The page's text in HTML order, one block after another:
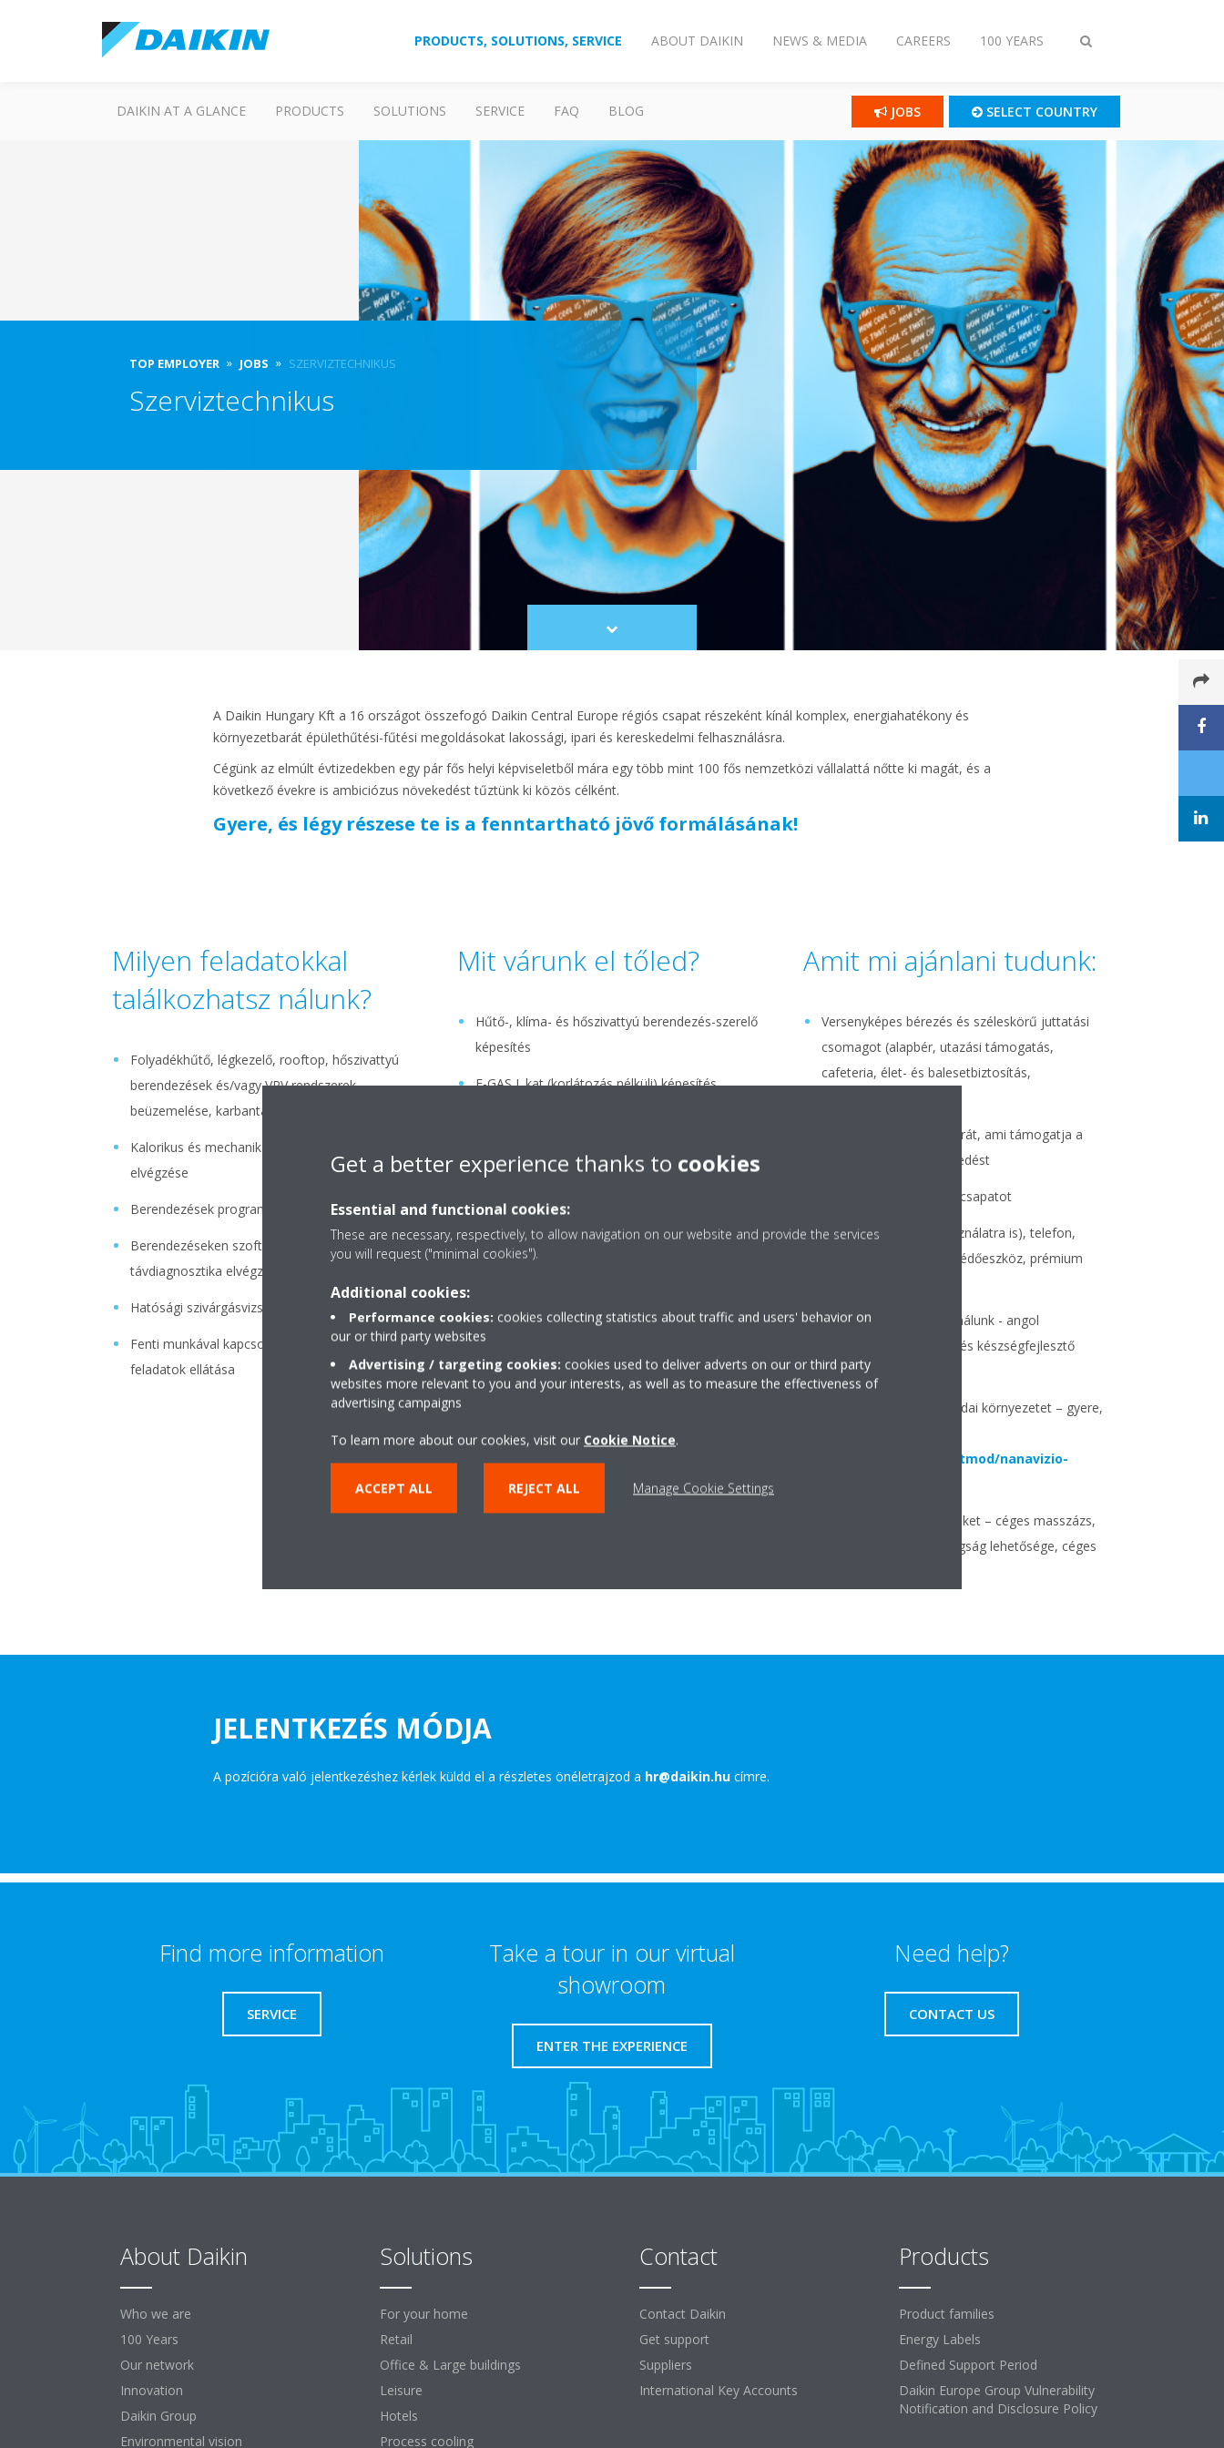
Toggle
PRODUCTS, SOLUTIONS, SERVICE ABOUT DAIKIN NEWS & MEDIA CAREERS 100 YEARS
DAIKIN AT A GLANCE PRODUCTS SOLUTIONS SERVICE FAQ BLOG JOBS SELECT COUNTRY
TOP EMPLOYER JOBS SZERVIZTECHNIKUS
Szerviztechnikus
Scroll
to
A Daikin Hungary Kft a 16 országot összefogó Daikin Central Europe régiós csapat részeként kínál komplex, energiahatékony és
környezetbarát épülethűtési-fűtési megoldásokat lakossági, ipari és kereskedelmi felhasználásra.
Cégünk az elmúlt évtizedekben egy pár fős helyi képviseletből mára egy több mint 100 fős nemzetközi vállalattá nőtte ki magát, és a
következő évekre is ambiciózus növekedést tűztünk ki közös célként.
Gyere, és légy részese te is a fenntartható jövő formálásának!
Milyen feladatokkal
találkozhatsz nálunk?
Folyadékhűtő, légkezelő, rooftop, hőszivattyú
berendezések és/vagy VRV rendszerek
beüzemelése, karbantartása és javítása
Kalorikus és mechanikai jellegű javítások
elvégzése
Berendezések programozása, paraméterezése
Berendezéseken szoftveres beavatkozások,
távdiagnosztika elvégzése
Hatósági szivárgásvizsgálatok elvégzése
Fenti munkával kapcsolatos adminisztrációs
feladatok ellátása
Mit várunk el tőled?
Hűtő-, klíma- és hőszivattyú berendezés-szerelő
képesítés
F-GAS I. kat (korlátozás nélküli) képesítés
B-kategóriás jogosítvány
Minimum 1-3 éves szakmai tapasztalat
Önálló munkavégzés és jó problémamegoldó
Előnyt jelent:
Távfelügyeleti rendszer kezelésében szerzett
tapasztalat
Amit mi ajánlani tudunk:
Versenyképes bérezés és széleskörű juttatási
csomagot (alapbér, utazási támogatás,
cafeteria, élet- és balesetbiztosítás,
Egészséges céges kultúrát, ami támogatja a
kreatív szakmai kiteljesedést
Karakteres, összetartó csapatot
Céges autó (magánhasználatra is), telefon,
laptop, munkaruha és védőeszköz, prémium
Tanulási lehetőséget kínálunk - angol
nyelvoktatás, szakmai- és készségfejlesztő
képzések
Inspiráló, kutyabarát irodai környezetet – gyere,
https://player.hu/eletmod/nanavizio-
Well-being orientált elveket – céges masszázs,
gyümölcsnap, AYCM tagság lehetősége, céges
JELENTKEZÉS MÓDJA
A pozícióra való jelentkezéshez kérlek küldd el a részletes önéletrajzod a hr@daikin.hucímre.
Find more information
SERVICE
Take a tour in our virtual
showroom
ENTER THE EXPERIENCE
Need help?
CONTACT US
About Daikin
Who we are
100 Years
Our network
Innovation
Daikin Group
Environmental vision
Solutions
For your home
Retail
Office & Large buildings
Leisure
Hotels
Process cooling
Contact
Contact Daikin
Get support
Suppliers
International Key Accounts
Products
Product families
Energy Labels
Defined Support Period
Daikin Europe Group Vulnerability
Notification and Disclosure Policy
Get a better experience thanks to cookies
Essential and functional cookies:
These are necessary, respectively, to allow navigation on our website and provide the services
you will request ("minimal cookies").
Additional cookies:
Performance cookies: cookies collecting statistics about traffic and users' behavior on
our or third party websites
Advertising / targeting cookies: cookies used to deliver adverts on our or third party
websites more relevant to you and your interests, as well as to measure the effectiveness of
advertising campaigns
To learn more about our cookies, visit our Cookie Notice.
ACCEPT ALL REJECT ALL Manage Cookie Settings